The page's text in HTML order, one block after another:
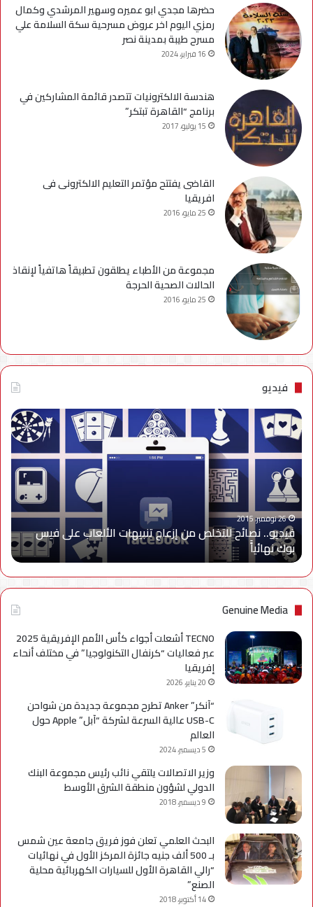
حضرها مجدي ابو عميره وسهير المرشدي وكمال
رمزي اليوم اخر عروض مسرحية سكة السلامة علي
مسرح طيبة بمدينة نصر
16 فبراير، 2024
هندسة الالكترونيات تتصدر قائمة المشاركين في
برنامج “القاهرة تبتكر”
15 يوليو، 2017
القاضى يفتتح مؤتمر التعليم الالكترونى فى
افريقيا
25 مايو، 2016
مجموعة من الأطباء يطلقون تطبيقاً هاتفياً لإنقاذ
الحالات الصحية الحرجة
25 مايو، 2016
فيديو
فيديو..
نصائح
للتخلص
من
إزعاج
تنبيهات
الألعاب
على
فيس
بوك
نهائياًَ
26 نوفمبر، 2015
فيديو.. نصائح للتخلص من إزعاج تنبيهات الألعاب على فيس
بوك نهائياًَ
Genuine Media
TECNO أشعلت أجواء كأس الأمم الإفريقية 2025
عبر فعاليات “كرنفال التكنولوجيا” في مختلف أنحاء
إفريقيا
20 يناير، 2026
“آنكر” Anker تطرح مجموعة جديدة من شواحن
USB-C عالية السرعة لشركة “آبل” Apple حول
العالم
5 ديسمبر، 2024
وزير الاتصالات يلتقي نائب رئيس مجموعة البنك
الدولي لشؤون منطقة الشرق الأوسط
9 ديسمبر، 2018
البحث العلمي تعلن فوز فريق جامعة عين شمس
بـ 500 ألف جنيه جائزة المركز الأول في نهائيات
“رالي القاهرة الأول للسيارات الكهربائية محلية
الصنع”
14 أكتوبر، 2018